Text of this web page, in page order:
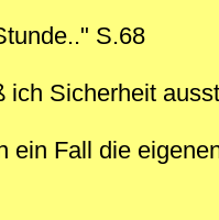
S.68
ich Sicherheit
ein Fall die